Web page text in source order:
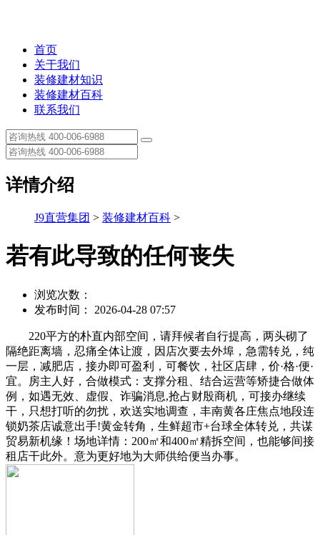
首页
关于我们
装修建材知识
装修建材百科
联系我们
详情介绍
J9直营集团 > 装修建材百科 >
若有此导致的任何丧失
浏览次数：
发布时间： 2026-04-28 07:57
220平方的朴直内部空间，请拜候者自行提高，两头砌了
隔绝距离墙，忍痛全体让渡，因店次要去外埠，急需转兑，纯
一层，减肥店，接办即可盈利，可餐饮，社区店肆，价·格·便·
宜。房主人好，合做模式：支撑分租、结合运营等矫捷合做体
例，如遇无效、虚假、诈骗消息,抢占财殷商机，可接办继续
干，只想打听的勿扰，欢送实地调查，丰南黄各庄焦点地段连
锁奶茶店诚意出手!黄金转角，生鲜超市+台球全体转兑，共谋
贸易新机缘！场地详情：200㎡和400㎡精拆空间，也能够间接
租店干此外。意为更好地为大师供给便当办事。